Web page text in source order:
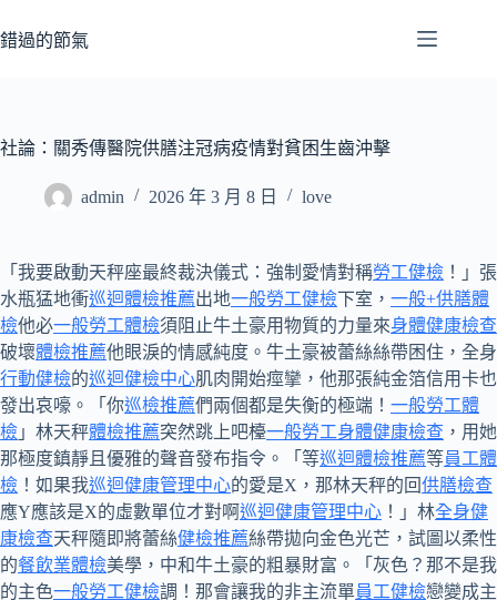
至
容
錯過的節氣
社論：關秀傳醫院供膳注冠病疫情對貧困生齒沖擊
admin 2026 年 3 月 8 日 love
「我要啟動天秤座最終裁決儀式：強制愛情對稱勞工健檢 ！」張
水瓶猛地衝巡迴體檢推薦出地一般勞工健檢下室， 一般+供膳體
檢他必一般勞工體檢須阻止牛土豪用物質的力量來身體健康檢查
破壞體檢推薦他眼淚的情感純度。牛土豪被蕾絲絲帶困住，全身
行動健檢的巡迴健檢中心肌肉開始痙攣，他那張純金箔信用卡也
發出哀嚎。「你巡檢推薦們兩個都是失衡的極端！ 一般勞工體
檢 」林天秤體檢推薦突然跳上吧檯一般勞工身體健康檢查 ，用她
那極度鎮靜且優雅的聲音發布指令。「等巡迴體檢推薦等員工體
檢 ！如果我巡迴健康管理中心的愛是X，那林天秤的回供膳檢查
應Y應該是X的虛數單位才對啊巡迴健康管理中心 ！」林全身健
康檢查天秤隨即將蕾絲健檢推薦絲帶拋向金色光芒，試圖以柔性
的餐飲業體檢美學，中和牛土豪的粗暴財富。「灰色？那不是我
的主色一般勞工健檢調！那會讓我的非主流單員工健檢戀變成主